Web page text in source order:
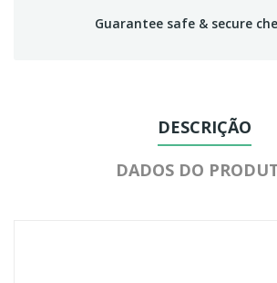
Guarantee safe & secure
DESCRIÇÃO
DADOS DO